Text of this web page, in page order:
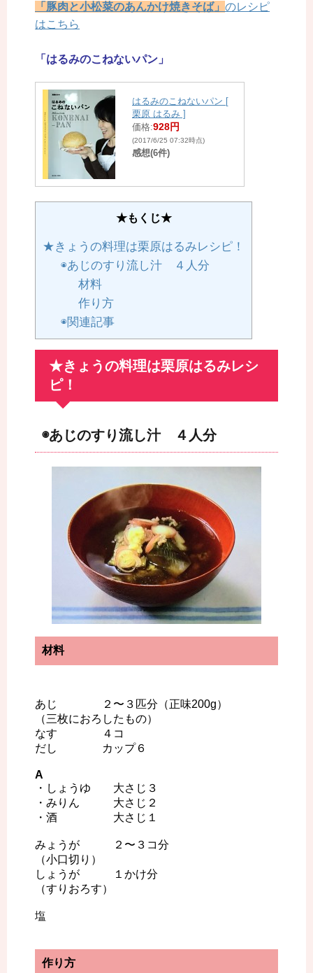
「豚肉と小松菜のあんかけ焼きそば」 のレシピ
はこちら
「はるみのこねないパン」
はるみのこねないパン [
栗原 はるみ ]
価格:928円
(2017/6/25 07:32時点)
感想(6件)
★もくじ★
★きょうの料理は栗原はるみレシピ！
◉あじのすり流し汁 ４人分
材料
作り方
◉関連記事
★きょうの料理は栗原はるみレシ
ピ！
◉あじのすり流し汁 ４人分
材料
あじ ２〜３匹分（正味200g）
（三枚におろしたもの）
なす ４コ
だし カップ６
A
・しょうゆ 大さじ３
・みりん 大さじ２
・酒 大さじ１
みょうが ２〜３コ分
（小口切り）
しょうが １かけ分
（すりおろす）
塩
作り方